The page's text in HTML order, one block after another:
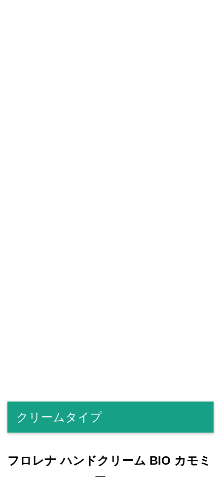
クリームタイプ
フロレナ ハンドクリーム BIO カモミ